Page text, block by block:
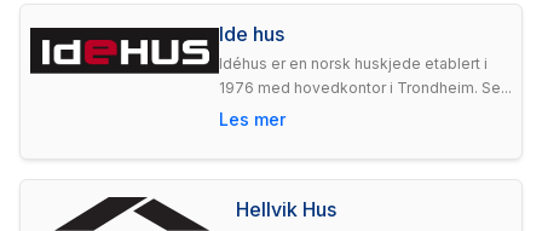
Ide hus
Idéhus er en norsk huskjede etablert i
1976 med hovedkontor i Trondheim. Se...
Les mer
Hellvik Hus